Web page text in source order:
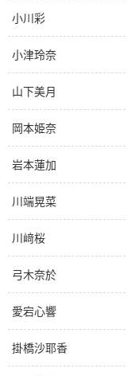
小川彩
小津玲奈
山下美月
岡本姫奈
岩本蓮加
川端晃菜
川﨑桜
弓木奈於
愛宕心響
掛橋沙耶香